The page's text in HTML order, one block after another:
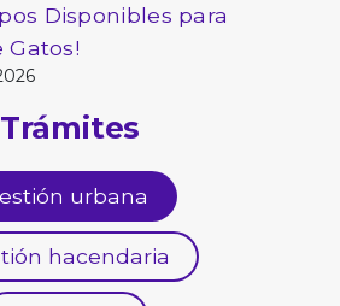
Disponibles para
Gatos!
Trámites
urbana
hacendaria